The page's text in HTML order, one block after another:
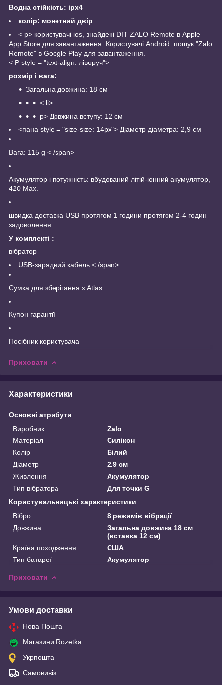
Водна стійкість: ipx4
колір: монетний двір
< p> користувачі ios, знайдені DIT ZALO Remote в Apple
App Store для завантаження. Користувачі Android: пошук "Zalo
Remote" в Google Play для завантаження.
< P style = "text-align: ліворуч">
розмір і вага:
Загальна довжина: 18 см
< li>
p> Довжина вступу: 12 см
<пана style = "size-size: 14px"> Діаметр діаметра: 2,9 см
Вага: 115 g < /span>
Акумулятор і потужність: вбудований літій-іонний акумулятор,
420 Мах.
швидка доставка USB протягом 1 години протягом 2-4 годин
задоволення.
У комплекті :
вібратор
USB-зарядний кабель < /span>
Сумка для зберігання з Atlas
Купон гарантії
Посібник користувача
Приховати
Характеристики
Основні атрибути
Виробник
Zalo
Матеріал
Силікон
Колір
Білий
Діаметр
2.9 см
Живлення
Акумулятор
Тип вібратора
Для точки G
Користувальницькі характеристики
Вібро
8 режимів вібрації
Довжина
Загальна довжина 18 см
(вставка 12 см)
Країна походження
США
Тип батареї
Акумулятор
Приховати
Умови доставки
Нова Пошта
Магазини Rozetka
Укрпошта
Самовивіз